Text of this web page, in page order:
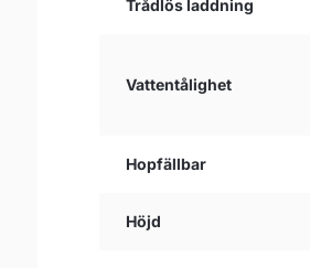
Trådlös laddning
Vattentålighet
Hopfällbar
Höjd